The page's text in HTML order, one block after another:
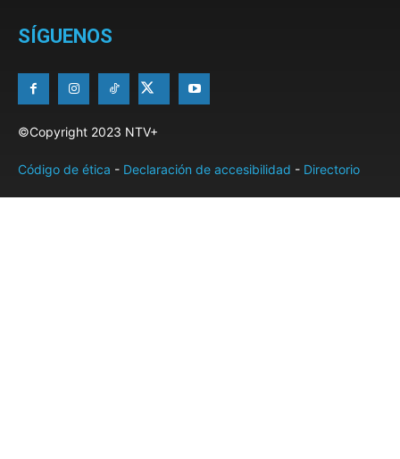
SÍGUENOS
©Copyright 2023 NTV+
Código de ética - Declaración de accesibilidad - Directorio